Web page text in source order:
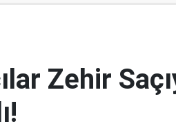
Zehir